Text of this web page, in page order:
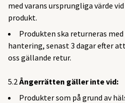
med varans ursprungliga värde
produkt.
Produkten ska returneras
hantering, senast 3 dagar efter
oss gällande retur.
5.2Ångerrätten gäller inte vid:
Produkter som på grund av